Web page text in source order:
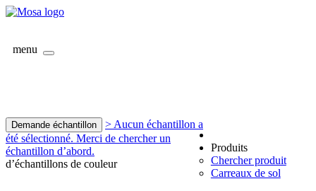
menu
Demande échantillon
> Aucun échantillon a
été sélectionné. Merci de chercher un
échantillon d’abord.
d’échantillons de couleur
Produits
Chercher produit
Carreaux de sol